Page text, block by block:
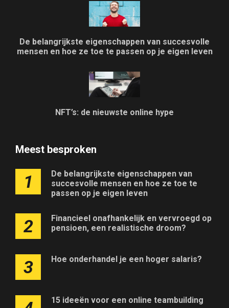
De belangrijkste eigenschappen van succesvolle
mensen en hoe ze toe te passen op je eigen leven
NFT’s: de nieuwste online hype
Meest besproken
1
De belangrijkste eigenschappen van
succesvolle mensen en hoe ze toe te
passen op je eigen leven
2
Financieel onafhankelijk en vervroegd op
pensioen, een realistische droom?
3 Hoe onderhandel je een hoger salaris?
15 ideeën voor een online teambuilding